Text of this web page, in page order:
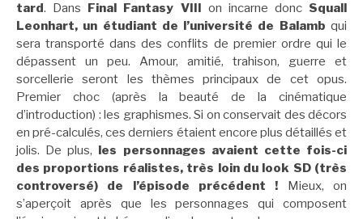
tard. Dans Final Fantasy VIII on incarne donc Squall
Leonhart, un étudiant de l’université de Balamb qui
sera transporté dans des conflits de premier ordre qui le
dépassent un peu. Amour, amitié, trahison, guerre et
sorcellerie seront les thèmes principaux de cet opus.
Premier choc (après la beauté de la cinématique
d’introduction) : les graphismes. Si on conservait des décors
en pré-calculés, ces derniers étaient encore plus détaillés et
jolis. De plus, les personnages avaient cette fois-ci
des proportions réalistes, très loin du look SD (très
controversé) de l’épisode précédent ! Mieux, on
s’aperçoit après que les personnages qui composent